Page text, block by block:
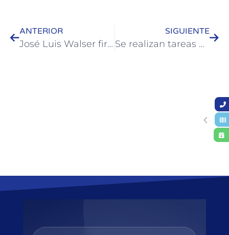
ANTERIOR
José Luis Walser firmó el convenio para construir veredas por más de $30 millones
SIGUIENTE
Se realizan tareas de limpieza y mejoras en los accesos a Colón